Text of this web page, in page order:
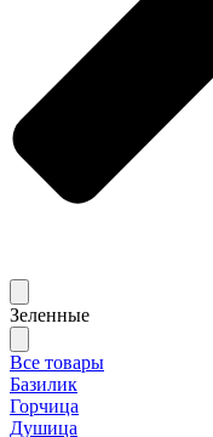
Зеленные
Все товары
Базилик
Горчица
Душица